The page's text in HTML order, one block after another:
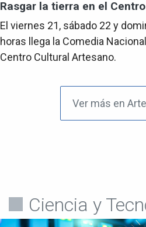
Rasgar la tierra en el
El viernes 21, sábado 22 y
horas llega la Comedia
Centro Cultural Artesano.
Ver más en
Ciencia y